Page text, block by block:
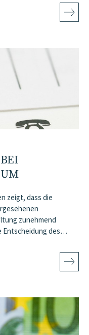
zeigt, dass die
zunehmend
Entscheidung des…